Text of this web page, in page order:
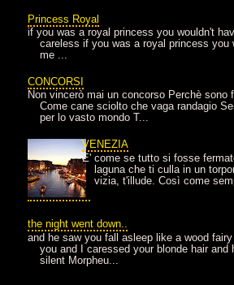
Princess Royal
if you was a royal princess you wouldn't
careless if you was a royal princess you
me ...
CONCORSI
Non vincerò mai un concorso Perchè sono
Come cane sciolto che vaga randagio
per lo vasto mondo T...
VENEZIA
E' come se tutto si fosse
laguna che ti culla in un
vizia, t'illude. Così come
the night went down..
and he saw you fall asleep like a wood
you and I caressed your blonde hair and
silent Morpheu...